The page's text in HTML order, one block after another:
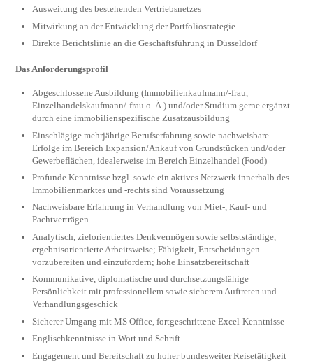
Ausweitung des bestehenden Vertriebsnetzes
Mitwirkung an der Entwicklung der Portfoliostrategie
Direkte Berichtslinie an die Geschäftsführung in Düsseldorf
Das Anforderungsprofil
Abgeschlossene Ausbildung (Immobilienkaufmann/-frau,
Einzelhandelskaufmann/-frau o. Ä.) und/oder Studium gerne ergänzt
durch eine immobilienspezifische Zusatzausbildung
Einschlägige mehrjährige Berufserfahrung sowie nachweisbare
Erfolge im Bereich Expansion/Ankauf von Grundstücken und/oder
Gewerbeflächen, idealerweise im Bereich Einzelhandel (Food)
Profunde Kenntnisse bzgl. sowie ein aktives Netzwerk innerhalb des
Immobilienmarktes und -rechts sind Voraussetzung
Nachweisbare Erfahrung in Verhandlung von Miet-, Kauf- und
Pachtverträgen
Analytisch, zielorientiertes Denkvermögen sowie selbstständige,
ergebnisorientierte Arbeitsweise; Fähigkeit, Entscheidungen
vorzubereiten und einzufordern; hohe Einsatzbereitschaft
Kommunikative, diplomatische und durchsetzungsfähige
Persönlichkeit mit professionellem sowie sicherem Auftreten und
Verhandlungsgeschick
Sicherer Umgang mit MS Office, fortgeschrittene Excel-Kenntnisse
Englischkenntnisse in Wort und Schrift
Engagement und Bereitschaft zu hoher bundesweiter Reisetätigkeit